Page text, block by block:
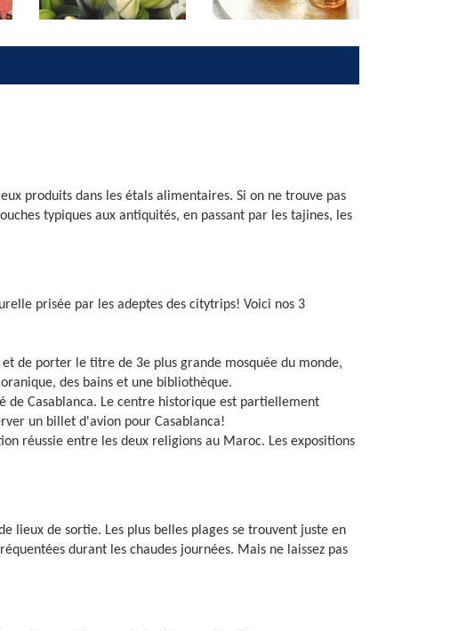
produits dans les étals alimentaires. Si on ne trouve pas
typiques aux antiquités, en passant par les tajines, les
prisée par les adeptes des citytrips! Voici nos 3
de porter le titre de 3e plus grande mosquée du monde,
des bains et une bibliothèque.
Casablanca. Le centre historique est partiellement
un billet d'avion pour Casablanca!
réussie entre les deux religions au Maroc. Les expositions
lieux de sortie. Les plus belles plages se trouvent juste en
durant les chaudes journées. Mais ne laissez pas